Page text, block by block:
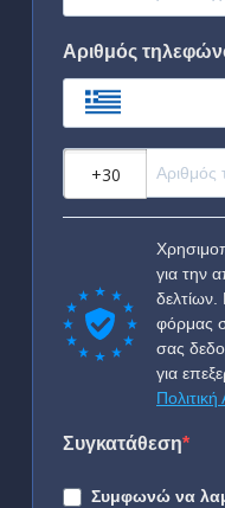
Αριθμός
για την
φόρμας
σας
για
Συγκατάθεση
Συμφωνώ να